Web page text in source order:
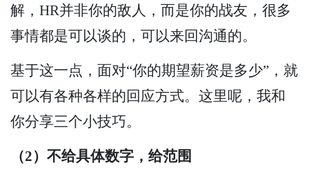
解，HR并非你的敌人，而是你的战友，很多
事情都是可以谈的，可以来回沟通的。
基于这一点，面对“你的期望薪资是多少”，就
可以有各种各样的回应方式。这里呢，我和
你分享三个小技巧。
（2）不给具体数字，给范围